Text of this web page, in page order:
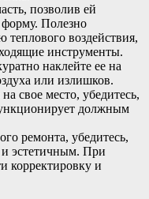
позволив ей
Полезно
воздействия,
инструменты.
наклейте ее на
или излишков.
свое место, убедитесь,
должным
ремонта, убедитесь,
эстетичным. При
корректировку и